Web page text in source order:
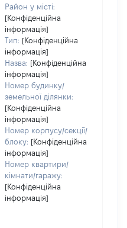
Район у місті:
[Конфіденційна
інформація]
Тип: [Конфіденційна
інформація]
Назва: [Конфіденційна
інформація]
Номер будинку/
земельної ділянки:
[Конфіденційна
інформація]
Номер корпусу/секції/
блоку: [Конфіденційна
інформація]
Номер квартири/
кімнати/гаражу:
[Конфіденційна
інформація]